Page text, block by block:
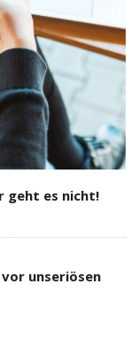
geht es nicht!
unseriösen